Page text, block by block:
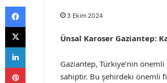
3 Ekim 2024
Ünsal Karoser Gaziantep:
Gaziantep, Türkiye’nin
sahiptir. Bu şehirdeki önemli
Facebook
X
LinkedIn
Pinterest